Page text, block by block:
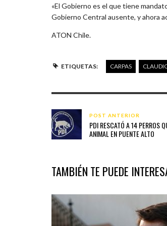
«El Gobierno es el que tiene
Gobierno Central ausente, y ahora
ATON Chile.
ETIQUETAS: CARPAS
POST ANTERIOR
PDI RESCATÓ A 14 PERROS
ANIMAL EN PUENTE ALTO
TAMBIÉN TE PUEDE